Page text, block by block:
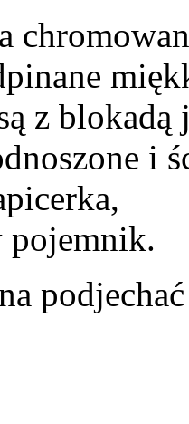
z
i
podjechać